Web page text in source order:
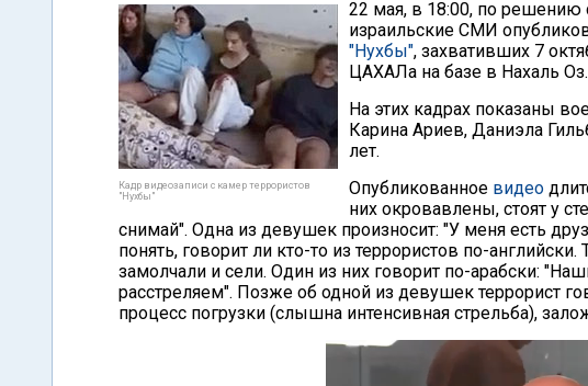
Кадр видеозаписи с камер террористов
"Нухбы"
22 мая, в 18:00, по
израильские СМИ
"Нухбы", захвативших 7
ЦАХАЛа на базе в Нахаль Оз.
На этих кадрах показаны
Карина Ариев, Даниэла
лет.
Опубликованное видео
них окровавлены, стоят у
снимай". Одна из девушек произносит: "У меня есть
понять, говорит ли кто-то из террористов по-
замолчали и сели. Один из них говорит по-арабски:
расстреляем". Позже об одной из девушек террорист
процесс погрузки (слышна интенсивная стрельба),